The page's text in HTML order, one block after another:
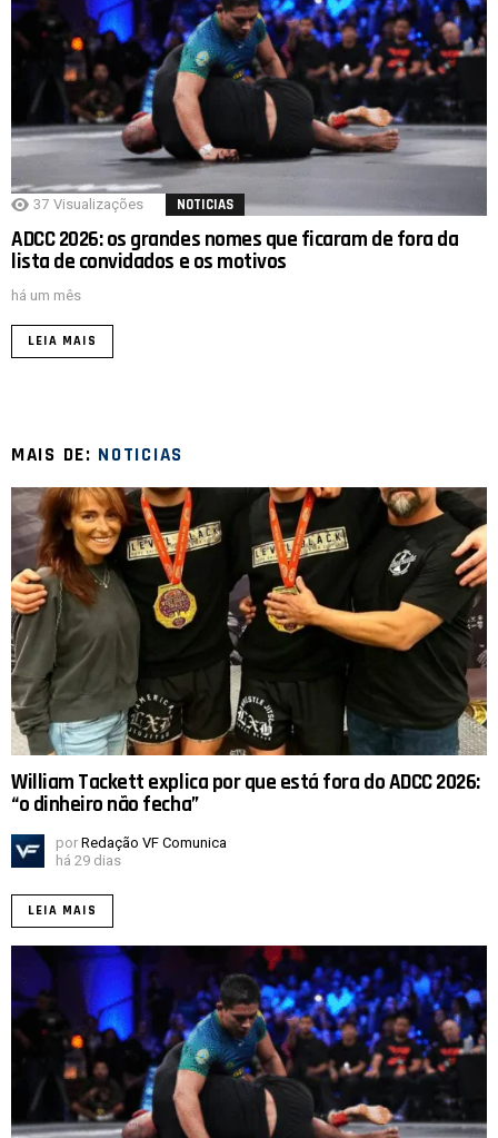
37 Visualizações NOTICIAS
ADCC 2026: os grandes nomes que ficaram de fora da
lista de convidados e os motivos
há um mês
LEIA MAIS
MAIS DE: NOTICIAS
William Tackett explica por que está fora do ADCC 2026:
“o dinheiro não fecha”
por Redação VF Comunica
há 29 dias
LEIA MAIS